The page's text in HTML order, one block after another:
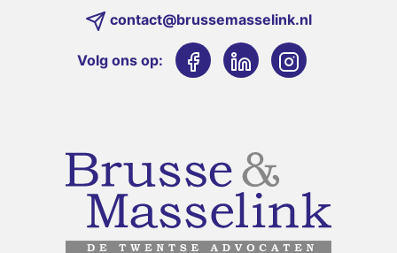
contact@brussemasselink.nl
Volg ons op: